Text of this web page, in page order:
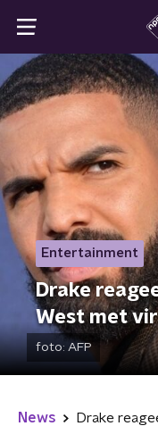
Entertainment
Drake
West met
foto: AFP
News